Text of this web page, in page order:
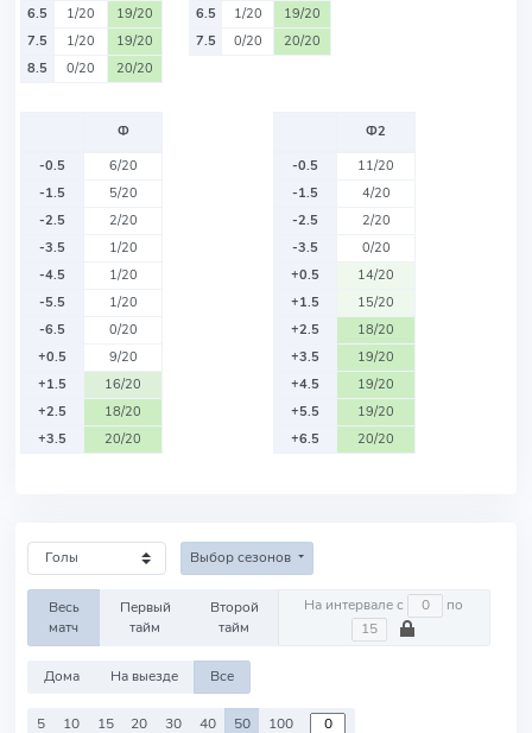
6.5
1/20
19/20
7.5
1/20
19/20
8.5
0/20 20/20
6.5
1/20
19/20
7.5
0/20 20/20
Ф
-0.5
6/20
-1.5
5/20
-2.5
2/20
-3.5
1/20
-4.5
1/20
-5.5
1/20
-6.5
0/20
+0.5
9/20
+1.5
16/20
+2.5
18/20
+3.5
20/20
Ф2
-0.5
11/20
-1.5
4/20
-2.5
2/20
-3.5
0/20
+0.5
14/20
+1.5
15/20
+2.5
18/20
+3.5
19/20
+4.5
19/20
+5.5
19/20
+6.5
20/20
Выбор сезонов
Весь
матч
Первый
тайм
Второй
тайм
На интервале с по
Дома На выезде Все
5 10 15 20 30 40 50 100